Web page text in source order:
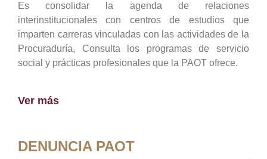
Es consolidar la agenda de relaciones
interinstitucionales con centros de estudios que
imparten carreras vinculadas con las actividades de la
Procuraduría, Consulta los programas de servicio
social y prácticas profesionales que la PAOT ofrece.
Ver más
DENUNCIA PAOT